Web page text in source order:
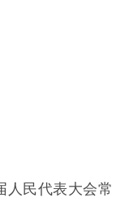
人民代表大会常